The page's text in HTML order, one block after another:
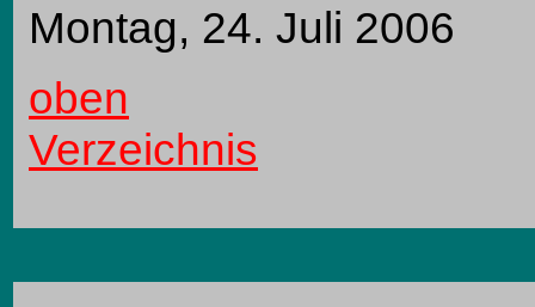
Montag, 24. Juli 2006
oben
Verzeichnis